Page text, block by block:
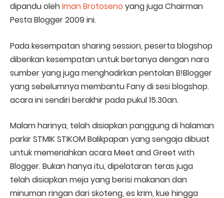
dipandu olehIman Brotoseno yang juga Chairman
Pesta Blogger 2009 ini.
Pada kesempatan sharing session, peserta blogshop
diberikan kesempatan untuk bertanya dengan nara
sumber yang juga menghadirkan pentolan B!Blogger
yang sebelumnya membantu Fany di sesi blogshop.
acara ini sendiri berakhir pada pukul 15.30an.
Malam harinya, telah disiapkan panggung di halaman
parkir STMIK STIKOM Balikpapan yang sengaja dibuat
untuk memeriahkan acara Meet and Greet with
Blogger. Bukan hanya itu, dipelataran teras juga
telah disiapkan meja yang berisi makanan dan
minuman ringan dari skoteng, es krim, kue hingga